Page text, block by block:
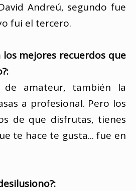
Andreú, segundo fue
fui el tercero.
los mejores recuerdos que
de amateur, también la
a profesional. Pero los
de que disfrutas, tienes
te hace te gusta... fue en